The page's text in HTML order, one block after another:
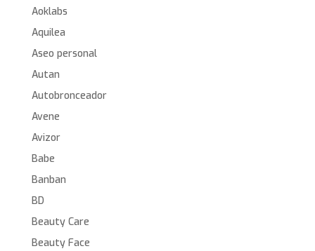
Aoklabs
Aquilea
Aseo personal
Autan
Autobronceador
Avene
Avizor
Babe
Banban
BD
Beauty Care
Beauty Face